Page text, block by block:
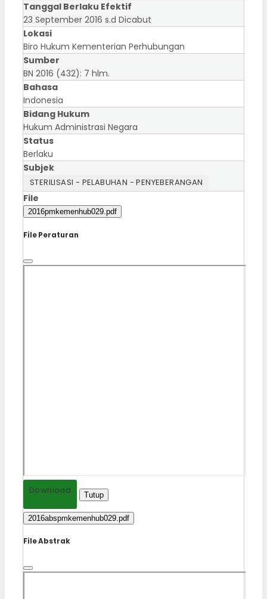
Tanggal Berlaku Efektif
23 September 2016 s.d Dicabut
Lokasi
Biro Hukum Kementerian Perhubungan
Sumber
BN 2016 (432): 7 hlm.
Bahasa
Indonesia
Bidang Hukum
Hukum Administrasi Negara
Status
Berlaku
Subjek
STERILISASI - PELABUHAN - PENYEBERANGAN
File
2016pmkemenhub029.pdf
File Peraturan
Download Tutup
2016abspmkemenhub029.pdf
File Abstrak